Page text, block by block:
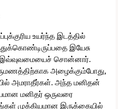
உயர்ந்த இடத்தில்
இயேசு
இவ்வுவமையைச் சொன்னார்.
அழைக்கும்போது,
அமராதீர்கள். அந்த மனிதன்
மனிதர் ஒருவரை
முக்கியமான இருக்கையில்